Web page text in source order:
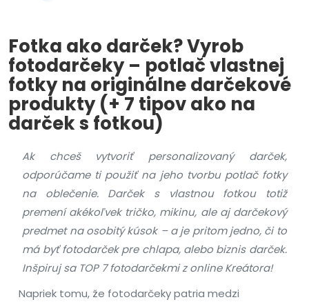
Fotka ako darček? Vyrob
fotodarčeky – potlač vlastnej
fotky na originálne darčekové
produkty (+ 7 tipov ako na
darček s fotkou)
Ak chceš vytvoriť personalizovaný darček,
odporúčame ti použiť na jeho tvorbu potlač fotky
na oblečenie. Darček s vlastnou fotkou totiž
premení akékoľvek tričko, mikinu, ale aj darčekový
predmet na osobitý kúsok – a je pritom jedno, či to
má byť fotodarček pre chlapa, alebo biznis darček.
Inšpiruj sa TOP 7 fotodarčekmi z online Kreátora!
Napriek tomu, že fotodarčeky patria medzi